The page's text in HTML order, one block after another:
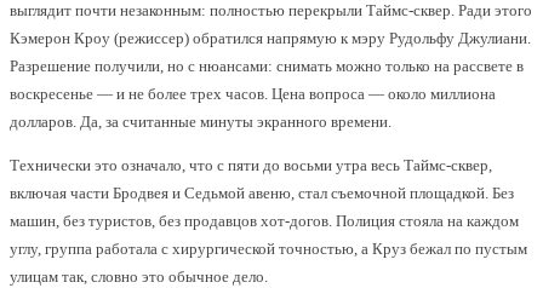
выглядит почти незаконным: полностью перекрыли Таймс-сквер. Ради этого
Кэмерон Кроу (режиссер) обратился напрямую к мэру Рудольфу Джулиани.
Разрешение получили, но с нюансами: снимать можно только на рассвете в
воскресенье — и не более трех часов. Цена вопроса — около миллиона
долларов. Да, за считанные минуты экранного времени.
Технически это означало, что с пяти до восьми утра весь Таймс-сквер,
включая части Бродвея и Седьмой авеню, стал съемочной площадкой. Без
машин, без туристов, без продавцов хот-догов. Полиция стояла на каждом
углу, группа работала с хирургической точностью, а Круз бежал по пустым
улицам так, словно это обычное дело.